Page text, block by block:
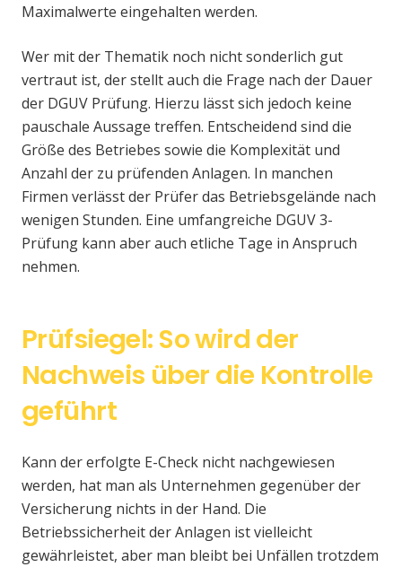
Maximalwerte eingehalten werden.
Wer mit der Thematik noch nicht sonderlich gut
vertraut ist, der stellt auch die Frage nach der Dauer
der DGUV Prüfung. Hierzu lässt sich jedoch keine
pauschale Aussage treffen. Entscheidend sind die
Größe des Betriebes sowie die Komplexität und
Anzahl der zu prüfenden Anlagen. In manchen
Firmen verlässt der Prüfer das Betriebsgelände nach
wenigen Stunden. Eine umfangreiche DGUV 3-
Prüfung kann aber auch etliche Tage in Anspruch
nehmen.
Prüfsiegel: So wird der
Nachweis über die Kontrolle
geführt
Kann der erfolgte E-Check nicht nachgewiesen
werden, hat man als Unternehmen gegenüber der
Versicherung nichts in der Hand. Die
Betriebssicherheit der Anlagen ist vielleicht
gewährleistet, aber man bleibt bei Unfällen trotzdem